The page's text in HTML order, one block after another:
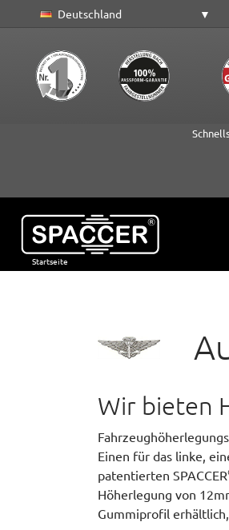
Deutschland
Startseite
Wir bieten
Einen für das linke,
patentierten SPACCER
Höherlegung von
Gummiprofil